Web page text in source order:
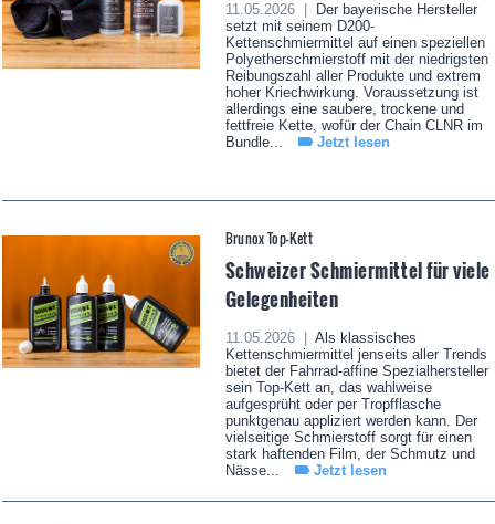
11.05.2026 |
Der bayerische Hersteller
setzt mit seinem D200-
Kettenschmiermittel auf einen speziellen
Polyetherschmierstoff mit der niedrigsten
Reibungszahl aller Produkte und extrem
hoher Kriechwirkung. Voraussetzung ist
allerdings eine saubere, trockene und
fettfreie Kette, wofür der Chain CLNR im
Bundle...
Jetzt lesen
Brunox Top-Kett
Schweizer Schmiermittel für viele
Gelegenheiten
11.05.2026 |
Als klassisches
Kettenschmiermittel jenseits aller Trends
bietet der Fahrrad-affine Spezialhersteller
sein Top-Kett an, das wahlweise
aufgesprüht oder per Tropfflasche
punktgenau appliziert werden kann. Der
vielseitige Schmierstoff sorgt für einen
stark haftenden Film, der Schmutz und
Nässe...
Jetzt lesen